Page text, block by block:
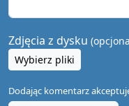
Zdjęcia z dysku
Wybierz pliki
Dodając komentarz